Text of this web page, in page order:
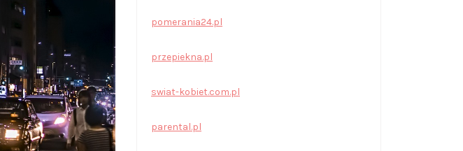
pomerania24.pl
przepiekna.pl
swiat-kobiet.com.pl
parental.pl